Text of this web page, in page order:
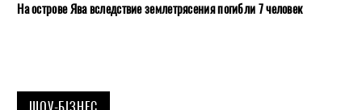
На острове Ява вследствие землетрясения погибли 7 человек